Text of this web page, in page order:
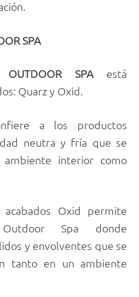
SPA
OUTDOOR SPA está
Quarz y Oxid.
a los productos
neutra y fría que se
interior como
Oxid permite
Spa donde
y envolventes que se
tanto en un ambiente